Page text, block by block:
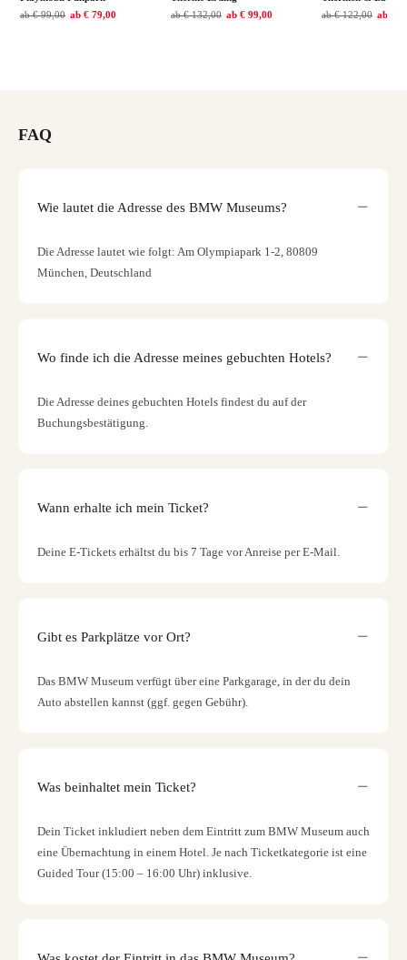
ab € 99,00 ab € 79,00
ab € 132,00 ab € 99,00
ab € 122,00 ab
FAQ
Wie lautet die Adresse des BMW Museums?
Die Adresse lautet wie folgt: Am Olympiapark 1-2, 80809
München, Deutschland
Wo finde ich die Adresse meines gebuchten Hotels?
Die Adresse deines gebuchten Hotels findest du auf der
Buchungsbestätigung.
Wann erhalte ich mein Ticket?
Deine E-Tickets erhältst du bis 7 Tage vor Anreise per E-Mail.
Gibt es Parkplätze vor Ort?
Das BMW Museum verfügt über eine Parkgarage, in der du dein
Auto abstellen kannst (ggf. gegen Gebühr).
Was beinhaltet mein Ticket?
Dein Ticket inkludiert neben dem Eintritt zum BMW Museum auch
eine Übernachtung in einem Hotel. Je nach Ticketkategorie ist eine
Guided Tour (15:00 – 16:00 Uhr) inklusive.